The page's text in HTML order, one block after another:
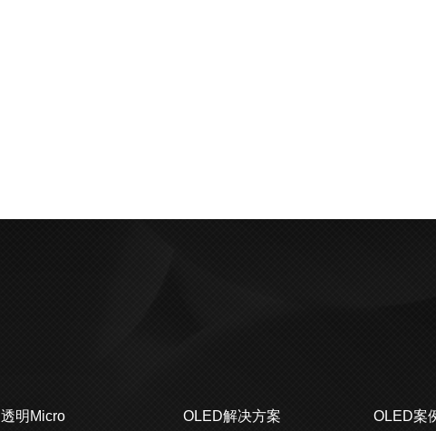
透明Micro OLED解决方案 OLED案